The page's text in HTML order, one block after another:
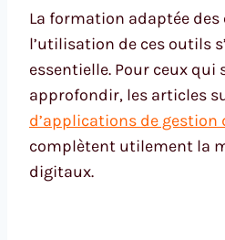
La formation adaptée des
l’utilisation de ces outils
essentielle. Pour ceux
approfondir, les articles
d’applications de gestion
complètent utilement la
digitaux.